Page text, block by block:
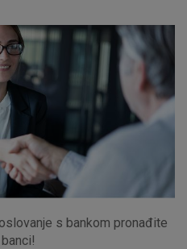
s bankom pronađite